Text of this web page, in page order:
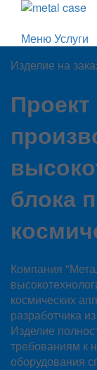
МенюУслуги
Изделие на
блока
Компания
космических
разработчика
Изделие
требованиям к
оборудования